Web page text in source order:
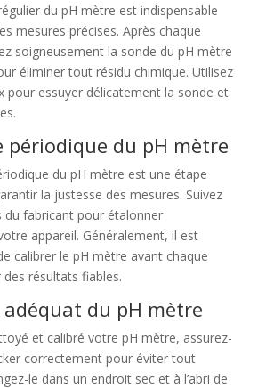
du pH mètre est indispensable
mesures précises. Après chaque
soigneusement la sonde du pH mètre
éliminer tout résidu chimique. Utilisez
pour essuyer délicatement la sonde et
périodique du pH mètre
du pH mètre est une étape
la justesse des mesures. Suivez
du fabricant pour étalonner
appareil. Généralement, il est
calibrer le pH mètre avant chaque
résultats fiables.
adéquat du pH mètre
et calibré votre pH mètre, assurez-
correctement pour éviter tout
le dans un endroit sec et à l’abri de